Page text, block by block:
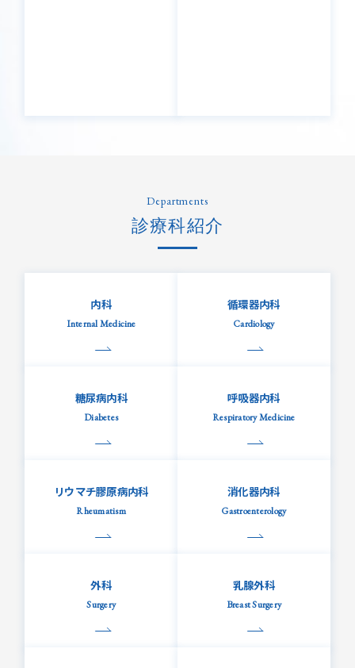
Departments
診療科紹介
内科
Internal Medicine
循環器内科
Cardiology
糖尿病内科
Diabetes
呼吸器内科
Respiratory Medicine
リウマチ膠原病内科
Rheumatism
消化器内科
Gastroenterology
外科
Surgery
乳腺外科
Breast Surgery